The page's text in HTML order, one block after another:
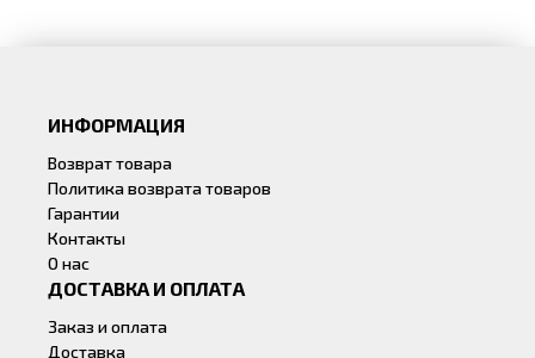
ИНФОРМАЦИЯ
Возврат товара
Политика возврата товаров
Гарантии
Контакты
О нас
ДОСТАВКА И ОПЛАТА
Заказ и оплата
Доставка